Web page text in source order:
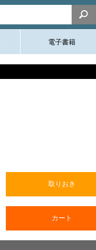
電子書籍
取りおき
カート